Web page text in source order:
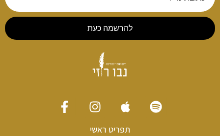
להרשמה כעת
תפריט ראשי